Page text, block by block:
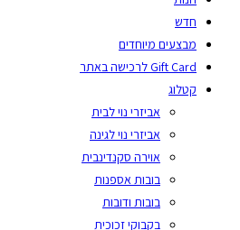
חדש
מבצעים מיוחדים
Gift Card לרכישה באתר
קטלוג
אביזרי נוי לבית
אביזרי נוי לגינה
אוירה סקנדינבית
בובות אספנות
בובות ודובות
בקבוקי זכוכית